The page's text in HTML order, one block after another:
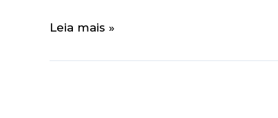
Leia mais »